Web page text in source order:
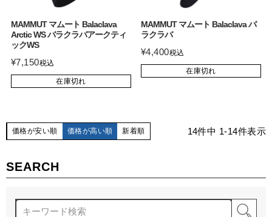
SEARCH
MAMMUT マムート Balaclava
Arctic WS バラクラバアークティ
ックWS
¥7,150税込
在庫切れ
MAMMUT マムート Balaclava バ
ラクラバ
¥4,400税込
在庫切れ
価格が安い順 価格が高い順 新着順 14件中 1-14件表示